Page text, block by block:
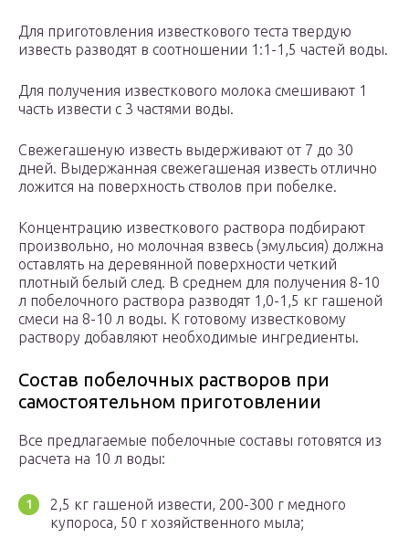
Для приготовления известкового теста твердую
известь разводят в соотношении 1:1-1,5 частей воды.
Для получения известкового молока смешивают 1
часть извести с 3 частями воды.
Свежегашеную известь выдерживают от 7 до 30
дней. Выдержанная свежегашеная известь отлично
ложится на поверхность стволов при побелке.
Концентрацию известкового раствора подбирают
произвольно, но молочная взвесь (эмульсия) должна
оставлять на деревянной поверхности четкий
плотный белый след. В среднем для получения 8-10
л побелочного раствора разводят 1,0-1,5 кг гашеной
смеси на 8-10 л воды. К готовому известковому
раствору добавляют необходимые ингредиенты.
Состав побелочных растворов при
самостоятельном приготовлении
Все предлагаемые побелочные составы готовятся из
расчета на 10 л воды:
2,5 кг гашеной извести, 200-300 г медного
купороса, 50 г хозяйственного мыла;